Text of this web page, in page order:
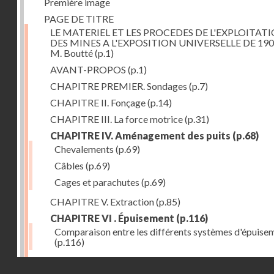
PAGE DE TITRE
LE MATERIEL ET LES PROCEDES DE
DES MINES A L'EXPOSITION UNIVERSELLE DE
M. Boutté(p.1)
AVANT-PROPOS (p.1)
CHAPITRE PREMIER. Sondages (p.7)
CHAPITRE II. Fonçage(p.14)
CHAPITRE III. La force motrice(p.31)
CHAPITRE IV. Aménagement des puits (p.68)
Chevalements (p.69)
Câbles (p.69)
Cages et parachutes (p.69)
CHAPITRE V. Extraction(p.85)
CHAPITRE VI . Épuisement (p.116)
Comparaison entre les différents systèmes
(p.116)